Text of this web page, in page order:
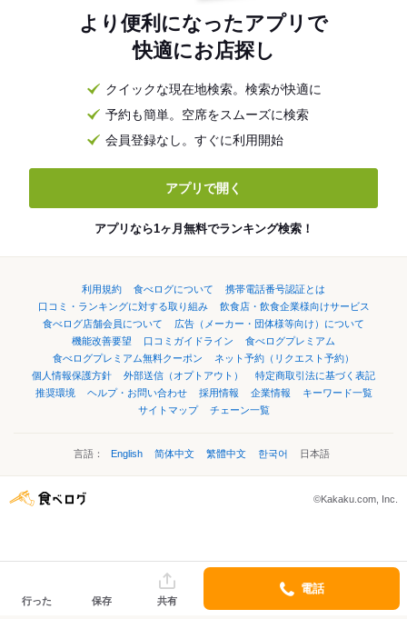
より便利になったアプリで
快適にお店探し
クイックな現在地検索。検索が快適に
予約も簡単。空席をスムーズに検索
会員登録なし。すぐに利用開始
アプリで開く
アプリなら1ヶ月無料でランキング検索！
利用規約 食べログについて
携帯電話番号認証とは
口コミ・ランキングに対する取り組み
飲食店・飲食企業様向けサービス
食べログ店舗会員について
広告（メーカー・団体様等向け）について
機能改善要望
口コミガイドライン
食べログプレミアム
食べログプレミアム無料クーポン
ネット予約（リクエスト予約）
個人情報保護方針
外部送信（オプトアウト）
特定商取引法に基づく表記
推奨環境
ヘルプ・お問い合わせ 採用情報 企業情報
キーワード一覧
サイトマップ
チェーン一覧
言語： English 简体中文 繁體中文 한국어 日本語
©Kakaku.com, Inc.
行った 保存 共有
電話